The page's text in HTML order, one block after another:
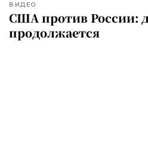
ВИДЕО
США против России:
продолжается